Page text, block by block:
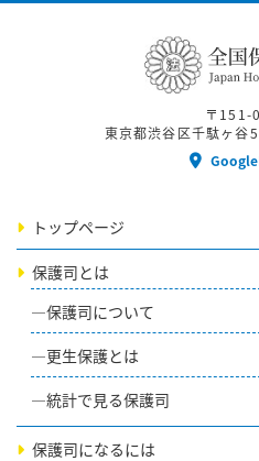
〒151-
東京都渋谷区千駄ヶ谷
トップページ
保護司とは
保護司について
更生保護とは
統計で見る保護司
保護司になるには